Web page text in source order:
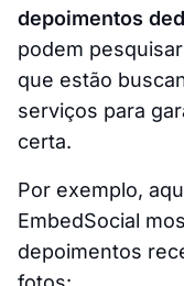
depoimentos
podem
que estão
serviços para
certa.
Por exemplo,
EmbedSocial
depoimentos